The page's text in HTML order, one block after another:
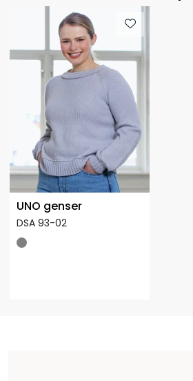
UNO genser
DSA 93-02